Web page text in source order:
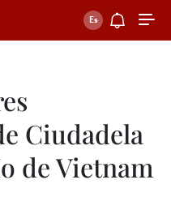
Ciudadela
de Vietnam